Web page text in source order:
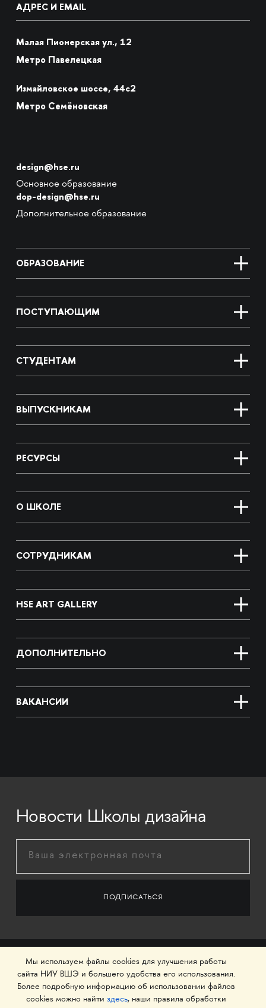
АДРЕС И EMAIL
Малая Пионерская ул., 12
Метро Павелецкая
Измайловское шоссе, 44с2
Метро Семёновская
design@hse.ru
Основное образование
dop-design@hse.ru
Дополнительное образование
ОБРАЗОВАНИЕ
ПОСТУПАЮЩИМ
СТУДЕНТАМ
ВЫПУСКНИКАМ
РЕСУРСЫ
О ШКОЛЕ
СОТРУДНИКАМ
HSE ART GALLERY
ДОПОЛНИТЕЛЬНО
ВАКАНСИИ
Новости Школы дизайна
Мы используем файлы cookies для улучшения работы
сайта НИУ ВШЭ и большего удобства его использования.
Более подробную информацию об использовании файлов
cookies можно найти здесь, наши правила обработки